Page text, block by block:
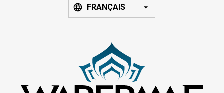
FRANÇAIS